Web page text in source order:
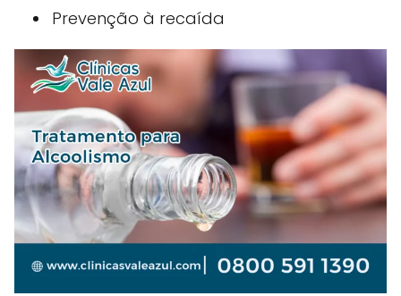
Prevenção à recaída